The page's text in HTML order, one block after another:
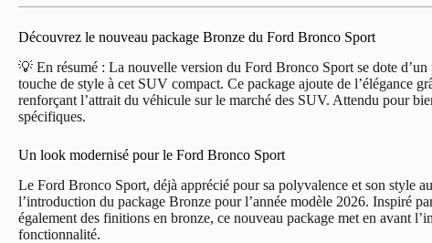
Découvrez le nouveau package Bronze du Ford Bronco Sport
💡 En résumé : La nouvelle version du Ford Bronco Sport se dote
touche de style à cet SUV compact. Ce package ajoute de l’élégance
renforçant l’attrait du véhicule sur le marché des SUV. Attendu pour
spécifiques.
Un look modernisé pour le Ford Bronco Sport
Le Ford Bronco Sport, déjà apprécié pour sa polyvalence et son style
l’introduction du package Bronze pour l’année modèle 2026. Inspiré
également des finitions en bronze, ce nouveau package met en avant
fonctionnalité.